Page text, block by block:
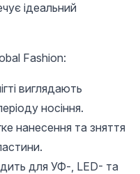
ідеальний
Fashion:
виглядають
носіння.
нанесення та зняття
для УФ-, LED- та